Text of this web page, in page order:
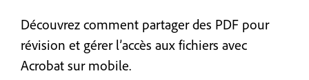
Découvrez comment partager des PDF pour
révision et gérer l’accès aux fichiers avec
Acrobat sur mobile.